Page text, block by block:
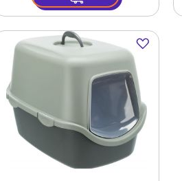
Dodaj
do
ulubionych